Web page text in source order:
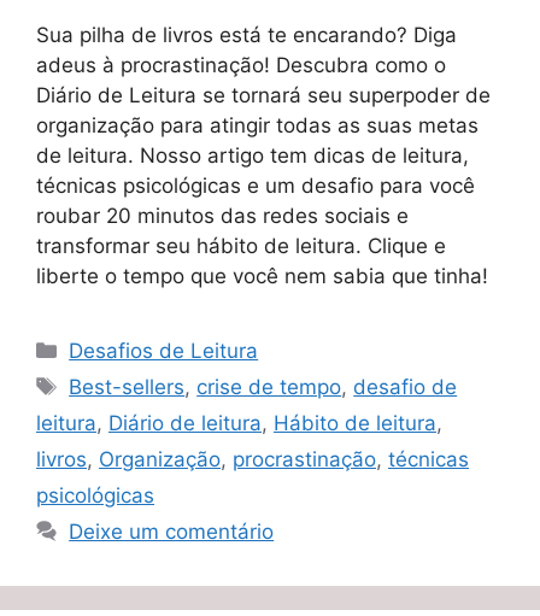
Sua pilha de livros está te encarando? Diga
adeus à procrastinação! Descubra como o
Diário de Leitura se tornará seu superpoder de
organização para atingir todas as suas metas
de leitura. Nosso artigo tem dicas de leitura,
técnicas psicológicas e um desafio para você
roubar 20 minutos das redes sociais e
transformar seu hábito de leitura. Clique e
liberte o tempo que você nem sabia que tinha!
Categorias
Desafios de Leitura
Tags
Best-sellers, crise de tempo, desafio de
leitura, Diário de leitura, Hábito de leitura,
livros, Organização, procrastinação, técnicas
psicológicas
Deixe um comentário